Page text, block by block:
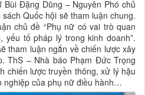
Bùi Đặng Dũng – Nguyên Phó chủ
Quốc hội sẽ tham luận chung.
chủ đề “Phụ nữ có vai trò quan
yếu tố pháp lý trong kinh doanh”.
tham luận ngắn về chiến lược xây
ThS – Nhà báo Phạm Đức Trọng
chiến lược truyền thông, xử lý hậu
nghiệp của phụ nữ điều hành…